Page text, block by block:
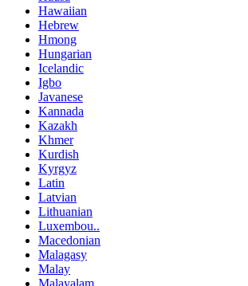
Hawaiian
Hebrew
Hmong
Hungarian
Icelandic
Igbo
Javanese
Kannada
Kazakh
Khmer
Kurdish
Kyrgyz
Latin
Latvian
Lithuanian
Luxembou..
Macedonian
Malagasy
Malay
Malayalam